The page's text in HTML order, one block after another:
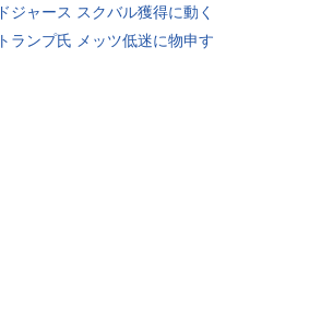
ドジャース スクバル獲得に動く
トランプ氏 メッツ低迷に物申す